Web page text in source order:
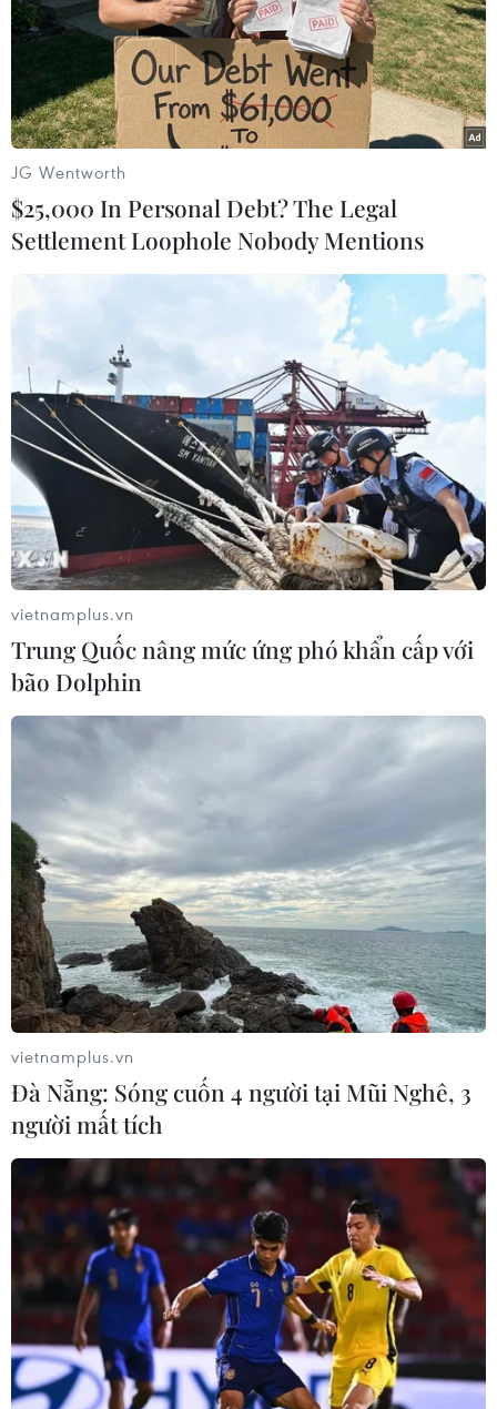
Nghệ An: Triệt phá chuyên án ma túy lớn, thu
giữ hơn 15.000 viên ma túy tổng hợp
Buôn bán, vận chuyển ma túy vào Việt Nam
Nghệ An hỗ trợ đến 5 triệu đồng mỗi tháng cho
lực lượng trực tiếp phòng, chống ma túy
TP Hồ Chí Minh: Triệt phá đường dây sản xuất,
mua bán trái phép ma túy Etomidate
Vận chuyển ma túy trong săm, lốp xe đạp, một
đối tượng lĩnh án chung thân
Sắp mở phiên tòa xét xử chuyên án ma túy liên
quan đến 4 tiếp viên hàng không
Cà Mau: “Lá chắn thép” phòng ngừa ma túy
nơi cửa biển
Người nhập cảnh trái phép
Quảng Ninh: Trao trả 5 người Trung Quốc nhập
cảnh trái phép, cư trú bất hợp pháp
Tuyên Quang: Khởi tố vụ án tổ chức cho 6
người xuất cảnh trái phép qua biên giới
Đồng Nai: Trục xuất 28 người nước ngoài cư trú,
lao động trái phép
Khuyến cáo về thủ đoạn tổ chức
xuất nhập cảnh, di cư trái phép
Bắt giữ đối tượng truy nã trong nhóm 86 công
dân được Campuchia trao trả
TIN LIÊN QUAN
JG Wentworth
$25,000 In Personal Debt? The Legal
Settlement Loophole Nobody Mentions
vietnamplus.vn
Trung Quốc nâng mức ứng phó khẩn cấp với
bão Dolphin
vietnamplus.vn
Đà Nẵng: Sóng cuốn 4 người tại Mũi Nghê, 3
người mất tích